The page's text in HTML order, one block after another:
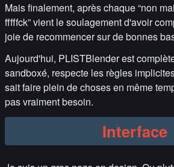
Mais finalement, après chaque “non
fffffck” vient le soulagement d'avoir
joie de recommencer sur de bonnes
Aujourd'hui, PLISTBlender est
sandboxé, respecte les règles
sait faire plein de choses en même
pas vraiment besoin.
Interface